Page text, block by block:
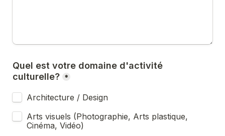
Quel est votre domaine d'activité
culturelle? *
Architecture / Design
Arts visuels (Photographie, Arts plastique,
Cinéma, Vidéo)